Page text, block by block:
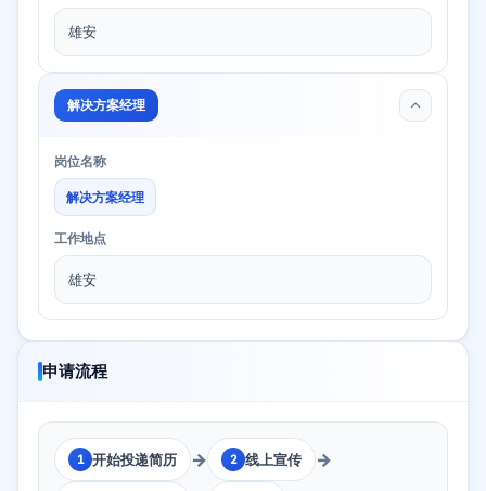
雄安
解决方案经理
岗位名称
解决方案经理
工作地点
雄安
申请流程
1 开始投递简历 → 2 线上宣传 →